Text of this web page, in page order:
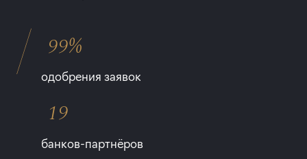
99%
одобрения заявок
19
банков-партнёров